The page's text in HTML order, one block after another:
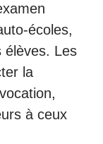
écoles,
élèves. Les
la
à ceux